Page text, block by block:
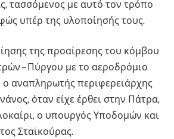
τασσόμενος με αυτό τον τρόπο
υπέρ της υλοποίησής τους.
της προαίρεσης του κόμβου
– Πύργου με το αεροδρόμιο
ο αναπληρωτής περιφερειάρχης
όταν είχε έρθει στην Πάτρα,
ο υπουργός Υποδομών και
Σταϊκούρας.